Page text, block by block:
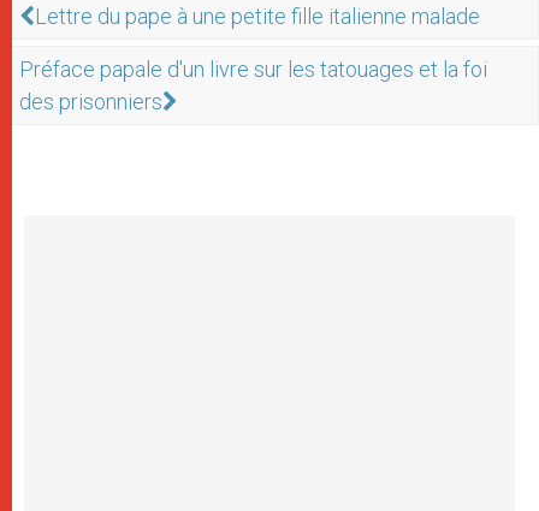
Lettre du pape à une petite fille italienne malade
Préface papale d'un livre sur les tatouages et la foi
des prisonniers